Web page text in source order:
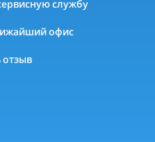
службу
офис
отзыв